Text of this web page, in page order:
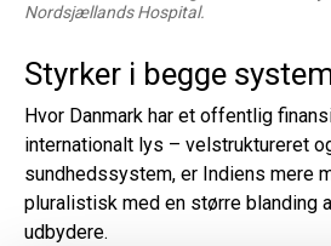
Nordsjællands Hospital.
Styrker i begge
Hvor Danmark har et offentlig
internationalt lys – velstruktureret
sundhedssystem, er Indiens mere
pluralistisk med en større blanding
udbydere.